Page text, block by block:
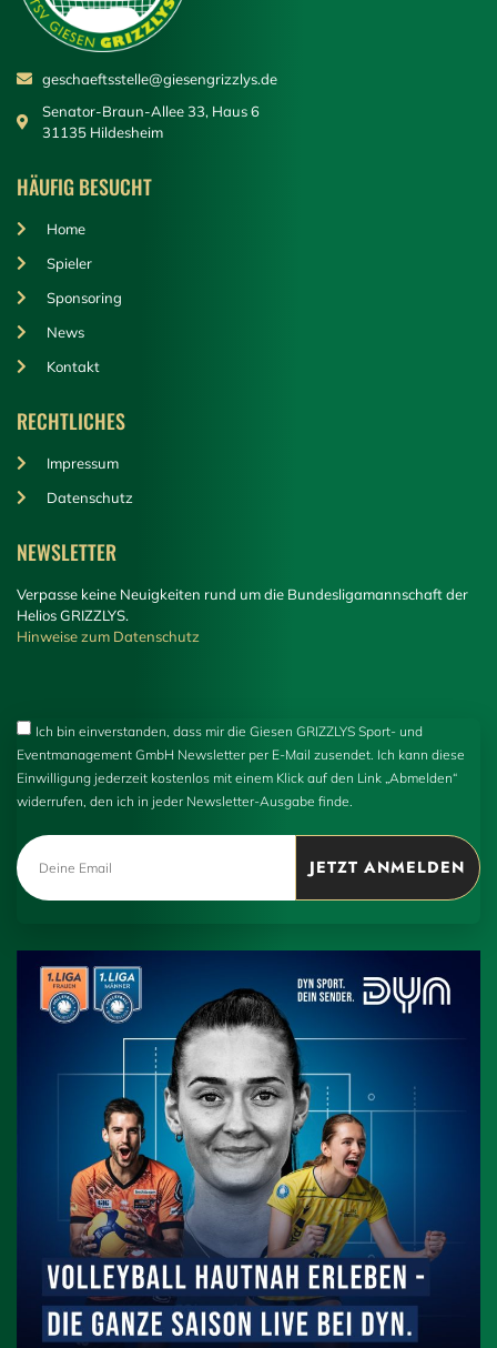
geschaeftsstelle@giesengrizzlys.de
Senator-Braun-Allee 33, Haus 6
31135 Hildesheim
HÄUFIG BESUCHT
Home
Spieler
Sponsoring
News
Kontakt
RECHTLICHES
Impressum
Datenschutz
NEWSLETTER
Verpasse keine Neuigkeiten rund um die Bundesligamannschaft der
Helios GRIZZLYS.
Hinweise zum Datenschutz
Ich bin einverstanden, dass mir die Giesen GRIZZLYS Sport- und
Eventmanagement GmbH Newsletter per E-Mail zusendet. Ich kann diese
Einwilligung jederzeit kostenlos mit einem Klick auf den Link „Abmelden“
widerrufen, den ich in jeder Newsletter-Ausgabe finde.
JETZT ANMELDEN